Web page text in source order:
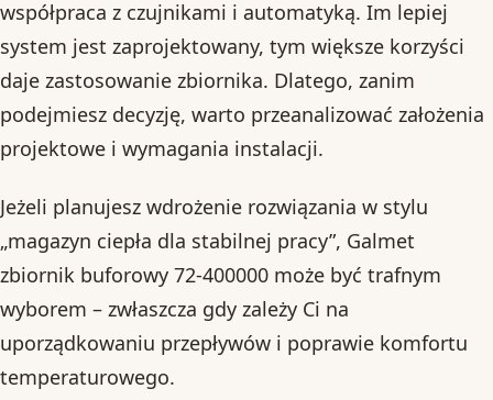
współpraca z czujnikami i automatyką. Im lepiej
system jest zaprojektowany, tym większe korzyści
daje zastosowanie zbiornika. Dlatego, zanim
podejmiesz decyzję, warto przeanalizować założenia
projektowe i wymagania instalacji.
Jeżeli planujesz wdrożenie rozwiązania w stylu
„magazyn ciepła dla stabilnej pracy”, Galmet
zbiornik buforowy 72-400000 może być trafnym
wyborem – zwłaszcza gdy zależy Ci na
uporządkowaniu przepływów i poprawie komfortu
temperaturowego.